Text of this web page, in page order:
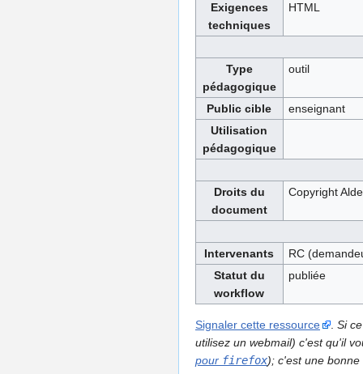
Exigences
techniques
HTML
Type
pédagogique
outil
Public cible
enseignant
Utilisation
pédagogique
Droits du
document
Copyright
Intervenants
RC
Statut du
workflow
publiée
Signaler cette ressource
Si
utilisez un webmail) c'est qu'il
pour firefox); c'est une